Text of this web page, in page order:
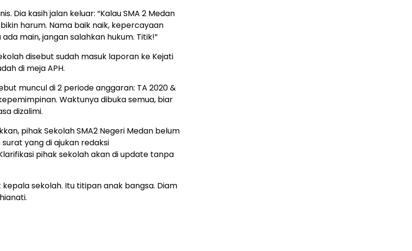
Dia kasih jalan keluar: “Kalau SMA 2 Medan
harum. Nama baik naik, kepercayaan
main, jangan salahkan hukum. Titik!”
disebut sudah masuk laporan ke Kejati
di meja APH.
muncul di 2 periode anggaran: TA 2020 &
Waktunya dibuka semua, biar
dizalimi.
pihak Sekolah SMA2 Negeri Medan belum
yang di ajukan redaksi
pihak sekolah akan di update tanpa
kepala sekolah. Itu titipan anak bangsa. Diam